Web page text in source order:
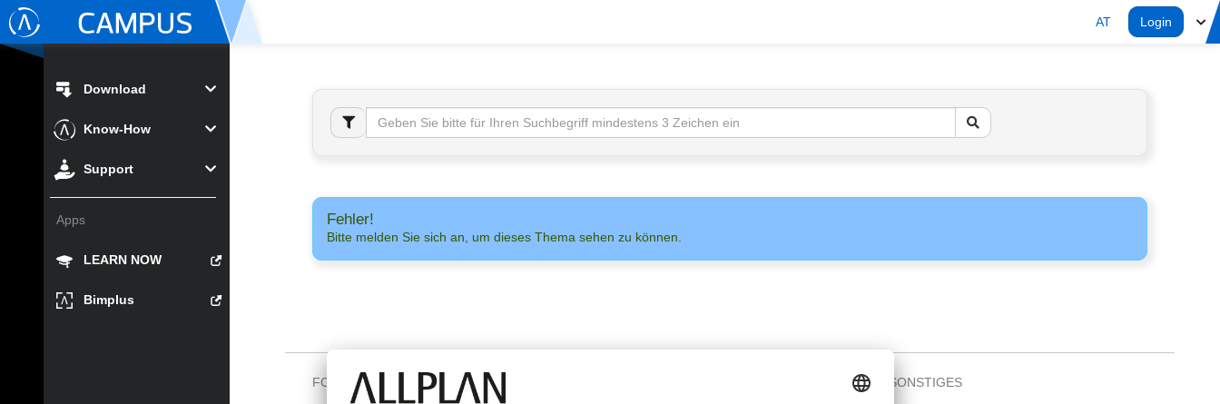
AT Login
Download
Know-How
Support
Apps
LEARN NOW
Bimplus
Fehler!
Bitte melden Sie sich an, um dieses Thema sehen zu können.
FOLGEN SIE UNS AUF SONSTIGES